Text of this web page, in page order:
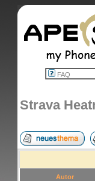
FAQ
Strava
Autor